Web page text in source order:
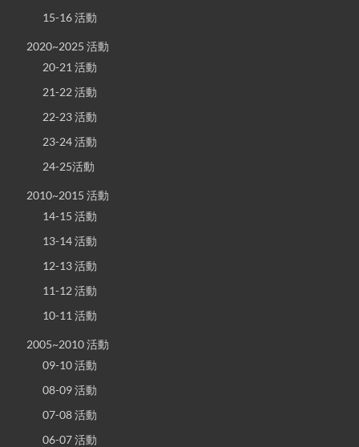
15-16 活動
2020~2025 活動
20-21 活動
21-22 活動
22-23 活動
23-24 活動
24-25活動
2010~2015 活動
14-15 活動
13-14 活動
12-13 活動
11-12 活動
10-11 活動
2005~2010 活動
09-10 活動
08-09 活動
07-08 活動
06-07 活動